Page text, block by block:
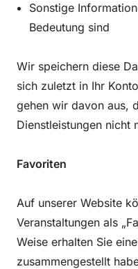
Sonstige
Bedeutung sind
Wir speichern diese
sich zuletzt in Ihr
gehen wir davon aus,
Dienstleistungen nicht
Favoriten
Auf unserer Website
Veranstaltungen als
Weise erhalten Sie
zusammengestellt